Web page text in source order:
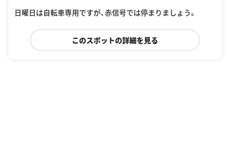
日曜日は自転車専用ですが、赤信号では停まりましょう。
このスポットの詳細を見る